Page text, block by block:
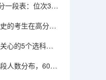
美术与设计类综合分一分一段表：位次3000-5000考生填报策略
山东2026高考：选考历史的考生在高分段占比最低，仅5.81%
山东2026高考：家长最关心的5个选科问题，数据告诉你答案
山东2026高考：各分数段人数分布，600分以上仅4.26%